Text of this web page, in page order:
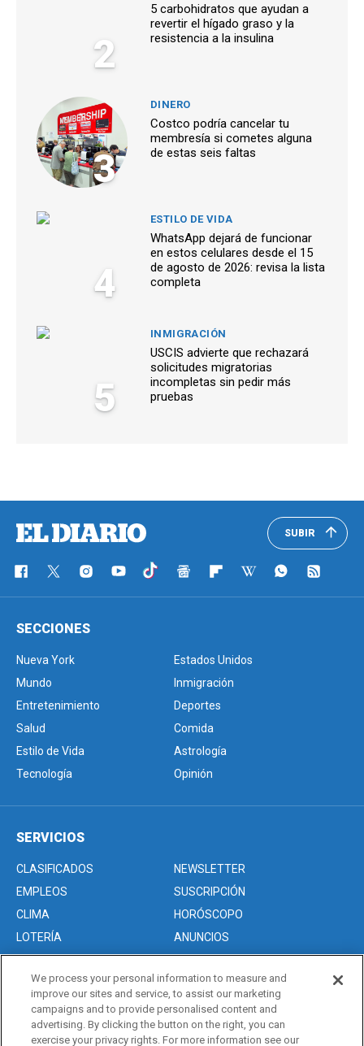
2
5 carbohidratos que ayudan a
revertir el hígado graso y la
resistencia a la insulina
3
DINERO
Costco podría cancelar tu
membresía si cometes alguna
de estas seis faltas
4
ESTILO DE VIDA
WhatsApp dejará de funcionar
en estos celulares desde el 15
de agosto de 2026: revisa la lista
completa
5
INMIGRACIÓN
USCIS advierte que rechazará
solicitudes migratorias
incompletas sin pedir más
pruebas
SUBIR
SECCIONES
Nueva York
Estados Unidos
Mundo
Inmigración
Entretenimiento
Deportes
Salud
Comida
Estilo de Vida
Astrología
Tecnología
Opinión
SERVICIOS
CLASIFICADOS
NEWSLETTER
EMPLEOS
SUSCRIPCIÓN
CLIMA
HORÓSCOPO
LOTERÍA
ANUNCIOS
Acerca de nosotros
Advertise with Us/Anuncios
Politica de Privacidad
We process your personal information to measure and
improve our sites and service, to assist our marketing
campaigns and to provide personalised content and
advertising. By clicking the button on the right, you can
exercise your privacy rights. For more information see our